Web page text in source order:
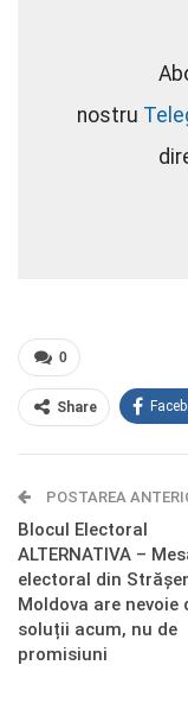
nostru
0
Share
Telegram
POSTAREA
Blocul Electoral
ALTERNATIVA –
electoral din
Moldova are nevoie
soluții acum, nu de
promisiuni